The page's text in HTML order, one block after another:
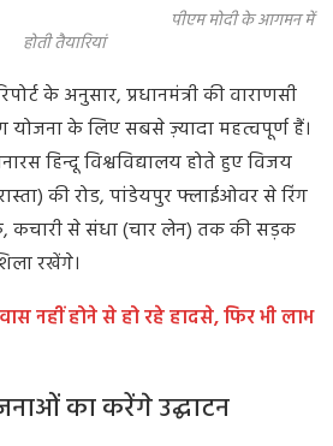
के आगमन में
होती तैयारियां
के अनुसार, प्रधानमंत्री की वाराणसी
योजना के लिए सबसे ज़्यादा महत्वपूर्ण हैं।
हिन्दू विश्वविद्यालय होते हुए विजय
की रोड, पांडेयपुर फ्लाईओवर से रिंग
कचारी से संधा (चार लेन) तक की सड़क
रखेंगे।
नहीं होने से हो रहे हादसे, फिर भी लाभ
का करेंगे उद्घाटन